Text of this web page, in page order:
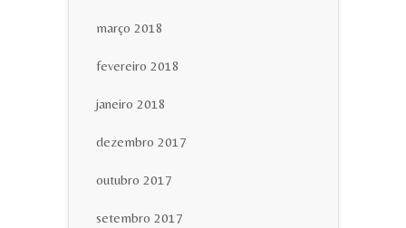
março 2018
fevereiro 2018
janeiro 2018
dezembro 2017
outubro 2017
setembro 2017